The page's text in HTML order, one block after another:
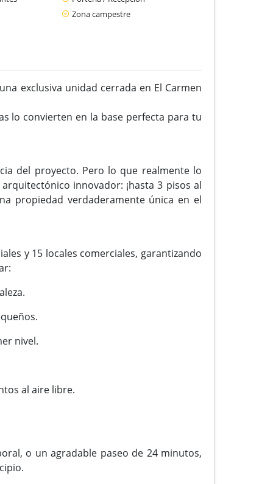
Zona campestre
exclusiva unidad cerrada en El Carmen
lo convierten en la base perfecta para tu
del proyecto. Pero lo que realmente lo
innovador: ¡hasta 3 pisos al
propiedad verdaderamente única en el
y 15 locales comerciales, garantizando
nivel.
al aire libre.
o un agradable paseo de 24 minutos,